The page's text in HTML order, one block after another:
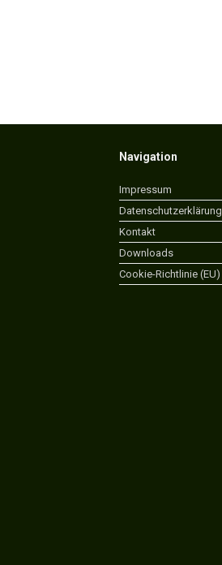
Navigation
Impressum
Datenschutzerklärung
Kontakt
Downloads
Cookie-Richtlinie (EU)